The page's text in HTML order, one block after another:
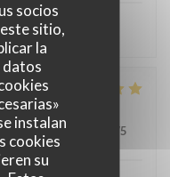
socios
sitio,
la
datos
instalan
cookies
su
/5 Calidad / Precio /5